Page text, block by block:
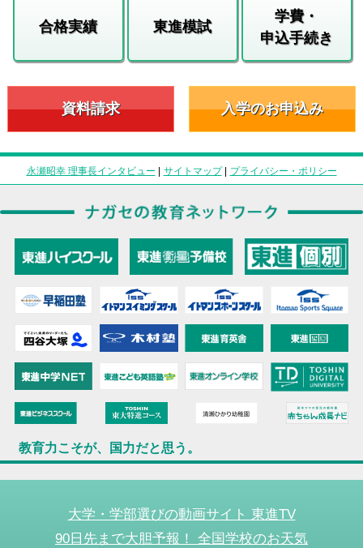
合格実績 東進模試
学費・
申込手続き
資料請求 入学のお申込み
永瀬昭幸 理事長インタビュー | サイトマップ| プライバシー・ポリシー
教育力こそが、国力だと思う。
大学・学部選びの動画サイト 東進TV
90日先まで大胆予報！ 全国学校のお天気